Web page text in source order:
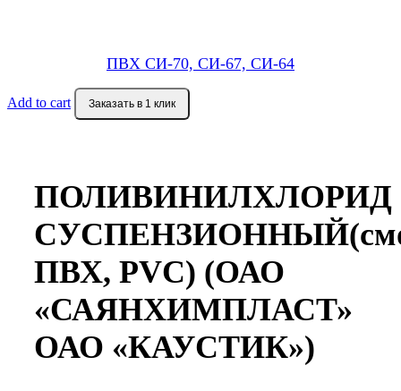
ПВХ СИ-70, СИ-67, СИ-64
Add to cart Заказать в 1 клик
ПОЛИВИНИЛХЛОРИД
ПВХ, PVC) (ОАО
«САЯНХИМПЛАСТ»
ОАО «КАУСТИК»)